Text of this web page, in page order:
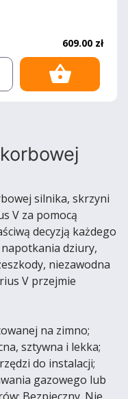
609.00 zł
silnika, skrzyni
V za pomocą
decyzją każdego
napotkania dziury,
niezawodna
V przejmie
na zimno;
sztywna i lekka;
do instalacji;
gazowego lub